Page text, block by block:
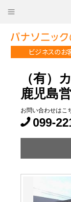
ビジネスのお
（有）
鹿児島
お問い合わせはこ
099-